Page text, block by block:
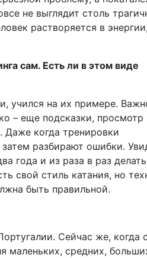
не выглядит столь
растворяется в энергии,
сам. Есть ли в этом виде
учился на их примере.
– еще подсказки, просмотр
Даже когда тренировки
разбирают ошибки.
года и из раза в раз делать
свой стиль катания, но
быть правильной.
Сейчас же, когда
маленьких, средних,